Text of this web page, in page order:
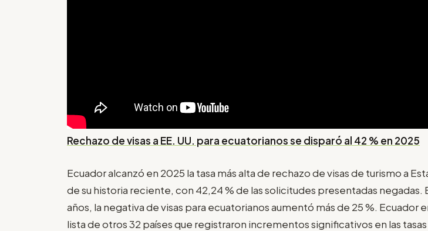
Rechazo de visas a EE. UU. para ecuatorianos se disparó al 42 % en 2025
Ecuador alcanzó en 2025 la tasa más alta de rechazo de visas de turismo a
de su historia reciente, con 42,24 % de las solicitudes presentadas negadas.
años, la negativa de visas para ecuatorianos aumentó más de 25 %. Ecuador
lista de otros 32 países que registraron incrementos significativos en las